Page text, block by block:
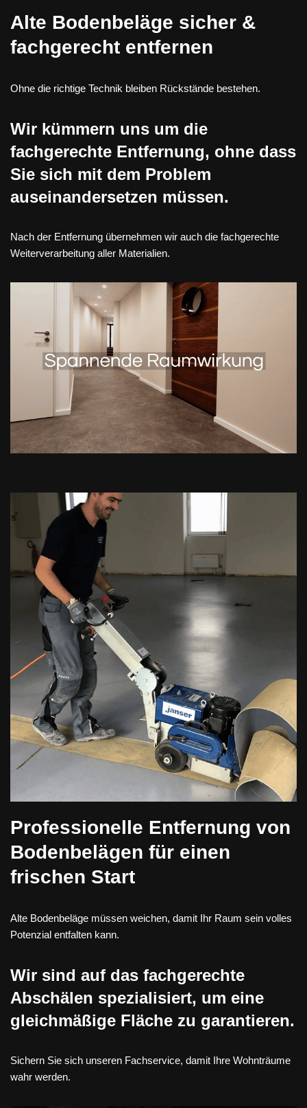
Alte Bodenbeläge sicher &
fachgerecht entfernen
Ohne die richtige Technik bleiben Rückstände bestehen.
Wir kümmern uns um die
fachgerechte Entfernung, ohne dass
Sie sich mit dem Problem
auseinandersetzen müssen.
Nach der Entfernung übernehmen wir auch die fachgerechte
Weiterverarbeitung aller Materialien.
Professionelle Entfernung von
Bodenbelägen für einen
frischen Start
Alte Bodenbeläge müssen weichen, damit Ihr Raum sein volles
Potenzial entfalten kann.
Wir sind auf das fachgerechte
Abschälen spezialisiert, um eine
gleichmäßige Fläche zu garantieren.
Sichern Sie sich unseren Fachservice, damit Ihre Wohnträume
wahr werden.